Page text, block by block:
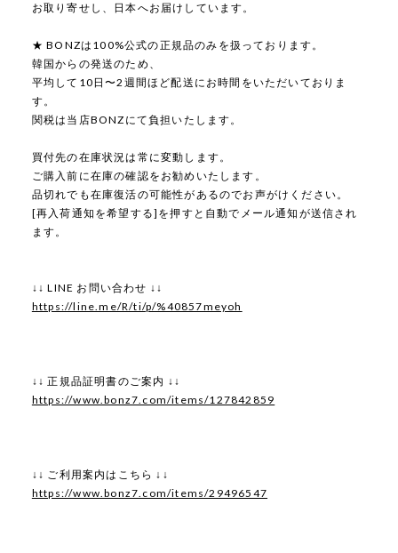
お取り寄せし、日本へお届けしています。
★ BONZは100%公式の正規品のみを扱っております。
韓国からの発送のため、
平均して10日〜2週間ほど配送にお時間をいただいておりま
す。
関税は当店BONZにて負担いたします。
買付先の在庫状況は常に変動します。
ご購入前に在庫の確認をお勧めいたします。
品切れでも在庫復活の可能性があるのでお声がけください。
[再入荷通知を希望する]を押すと自動でメール通知が送信され
ます。
↓↓ LINE お問い合わせ ↓↓
https://line.me/R/ti/p/%40857meyoh
↓↓ 正規品証明書のご案内 ↓↓
https://www.bonz7.com/items/127842859
↓↓ ご利用案内はこちら ↓↓
https://www.bonz7.com/items/29496547